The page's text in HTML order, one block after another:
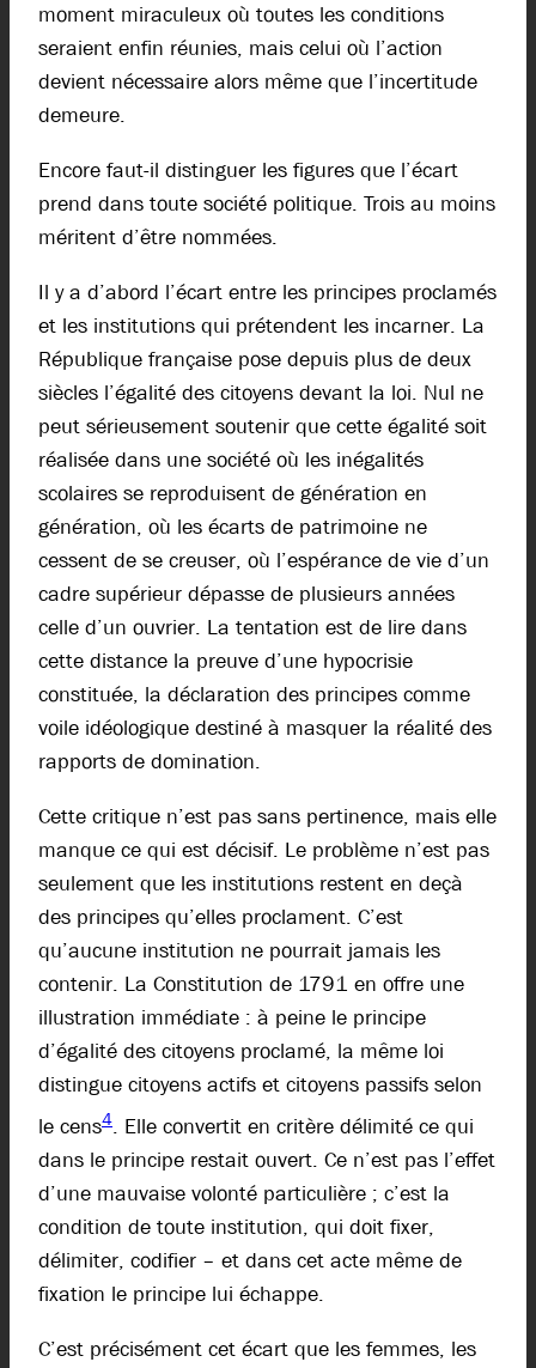
moment miraculeux où toutes les conditions
seraient enfin réunies, mais celui où l’action
devient nécessaire alors même que l’incertitude
demeure.
Encore faut-il distinguer les figures que l’écart
prend dans toute société politique. Trois au moins
méritent d’être nommées.
Il y a d’abord l’écart entre les principes proclamés
et les institutions qui prétendent les incarner. La
République française pose depuis plus de deux
siècles l’égalité des citoyens devant la loi. Nul ne
peut sérieusement soutenir que cette égalité soit
réalisée dans une société où les inégalités
scolaires se reproduisent de génération en
génération, où les écarts de patrimoine ne
cessent de se creuser, où l’espérance de vie d’un
cadre supérieur dépasse de plusieurs années
celle d’un ouvrier. La tentation est de lire dans
cette distance la preuve d’une hypocrisie
constituée, la déclaration des principes comme
voile idéologique destiné à masquer la réalité des
rapports de domination.
Cette critique n’est pas sans pertinence, mais elle
manque ce qui est décisif. Le problème n’est pas
seulement que les institutions restent en deçà
des principes qu’elles proclament. C’est
qu’aucune institution ne pourrait jamais les
contenir. La Constitution de 1791 en offre une
illustration immédiate : à peine le principe
d’égalité des citoyens proclamé, la même loi
distingue citoyens actifs et citoyens passifs selon
le cens4. Elle convertit en critère délimité ce qui
dans le principe restait ouvert. Ce n’est pas l’effet
d’une mauvaise volonté particulière ; c’est la
condition de toute institution, qui doit fixer,
délimiter, codifier – et dans cet acte même de
fixation le principe lui échappe.
C’est précisément cet écart que les femmes, les